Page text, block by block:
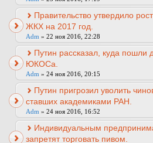
Правительство утвердило
ЖКХ на 2017 год.
Adm » 22 ноя 2016, 22:28
Путин рассказал, куда пошли
ЮКОСа.
Adm » 24 ноя 2016, 20:15
Путин пригрозил уволить
ставших академиками РАН.
Adm » 24 ноя 2016, 16:52
Индивидуальным
запретят торговать пивом.